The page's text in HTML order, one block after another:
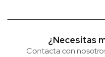
¿Necesitas
Contacta con